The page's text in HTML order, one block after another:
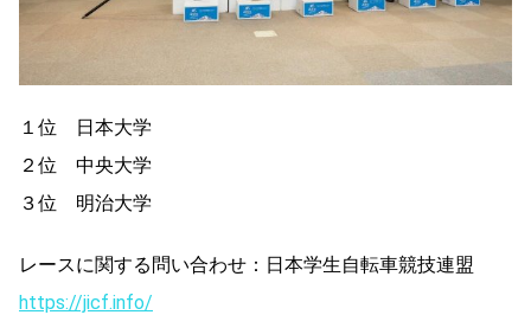
１位 日本大学
２位 中央大学
３位 明治大学
レースに関する問い合わせ：日本学生自転車競技連盟
https://jicf.info/